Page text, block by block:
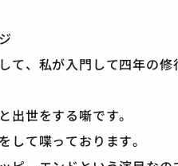
て、私が入門して四年の
出世をする噺です。
して喋っております。